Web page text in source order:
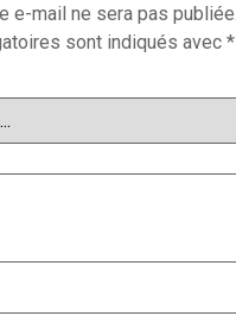
e-mail ne sera pas publiée.
sont indiqués avec *